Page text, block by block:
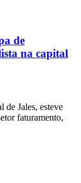
de
na capital
de Jales, esteve
faturamento,